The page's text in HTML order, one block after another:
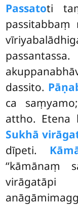
Passatoti
dassito.
ca
attho. Etena
Sukhā
dīpeti.
‘‘kāmānaṃ